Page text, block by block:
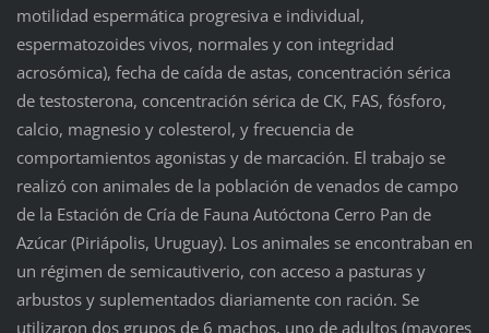
motilidad espermática progresiva e individual,
espermatozoides vivos, normales y con integridad
acrosómica), fecha de caída de astas, concentración sérica
de testosterona, concentración sérica de CK, FAS, fósforo,
calcio, magnesio y colesterol, y frecuencia de
comportamientos agonistas y de marcación. El trabajo se
realizó con animales de la población de venados de campo
de la Estación de Cría de Fauna Autóctona Cerro Pan de
Azúcar (Piriápolis, Uruguay). Los animales se encontraban en
un régimen de semicautiverio, con acceso a pasturas y
arbustos y suplementados diariamente con ración. Se
utilizaron dos grupos de 6 machos, uno de adultos (mayores